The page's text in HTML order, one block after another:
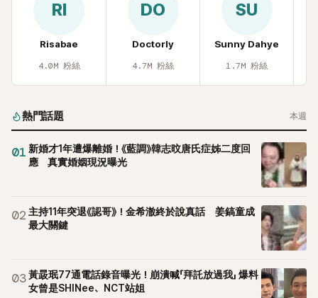
本沒動過。」一句話說完，全場瞬間炸鍋，來賓又驚又笑。 事實
召開了一場泳裝記者招待會。當時她穿著比基尼站在一排攝影
這段為平息爭議、直接公開腋下畫面自證清白的往事再度被提
《脫掉鞋子恢單4Men》 中，親自公開那張當年引發話題的「腋下
件。 回顧李智惠的演藝路，她於 1998 年以混聲團體 S#arp 成
員身分出道，該團在 2000 年代初期紅極一時，由李智惠、徐
智英兩位女成員，以及張錫炫、Chris Kim 兩位男成員組成。不
李智惠言語辱罵、動手等爭議，最終團體於 2002 年解散。 團
體解散後，李智惠轉型 solo，靠著綜藝與歌唱實力持續活躍演
藝圈。據悉，她當年能加入 S#arp，也與 李尚敏 的賞識有關。
女兒，一家四口生活幸福美滿。如今除了持續活躍於綜藝節
目，她經營的 YouTube 頻道也即將突破百萬訂閱，近年內容深
RI
Risabae
4.0M 粉絲
DO
Doctorly
4.7M 粉絲
SU
Sunny Dahye
1.7M 粉絲
熱門話題 本週
01 新婚才1年遭爆離婚！《藍調》韓志旼唐氏症姊二度回
應 真實婚姻現況曝光
02 主持11年突退《認哥》！金希澈終於說真話 姜鎬童成
最大關鍵
03黃晸珉77通電話錄音曝光！崩潰喊「拜託放過我」 爆料
女曾是SHINee、NCT站姐